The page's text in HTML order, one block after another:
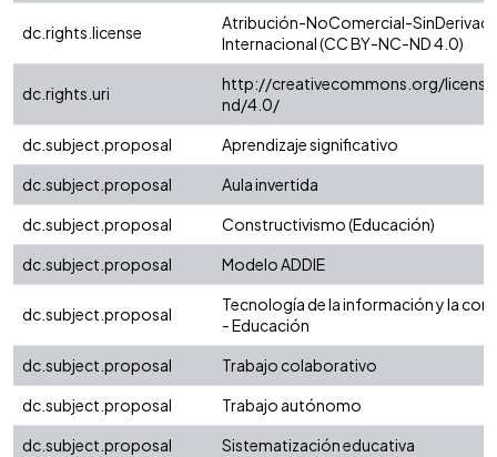
dc.rights.license
Atribución-NoComercial-
Internacional (CC BY-NC-ND 4.0)
dc.rights.uri
http://creativecommons.org/
nd/4.0/
dc.subject.proposal
Aprendizaje significativo
dc.subject.proposal
Aula invertida
dc.subject.proposal
Constructivismo (Educación)
dc.subject.proposal
Modelo ADDIE
dc.subject.proposal
Tecnología de la información y la
- Educación
dc.subject.proposal
Trabajo colaborativo
dc.subject.proposal
Trabajo autónomo
dc.subject.proposal
Sistematización educativa